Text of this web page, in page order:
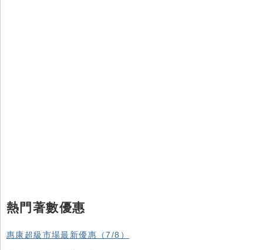
熱門著數優惠
惠康超級市場最新優惠（7/8）